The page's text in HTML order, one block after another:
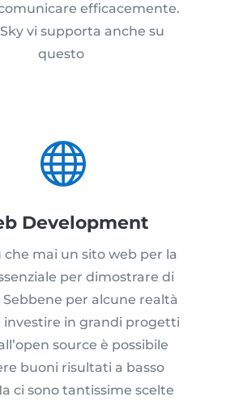
efficacemente.
vi supporta anche su
questo

Development
che mai un sito web per la
per dimostrare di
Sebbene per alcune realtà
investire in grandi progetti
source è possibile
buoni risultati a basso
ci sono tantissime scelte